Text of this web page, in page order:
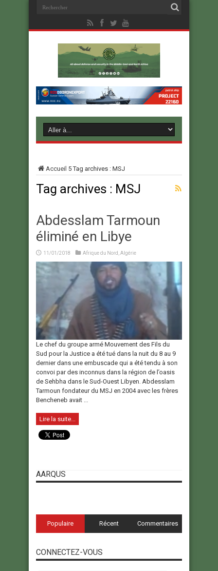
Accueil 5Tag archives : MSJ
Tag archives : MSJ
Abdesslam Tarmoun
éliminé en Libye
11/01/2018 Afrique du Nord Algérie
Le chef du groupe armé Mouvement des Fils du
Sud pour la Justice a été tué dans la nuit du 8 au 9
dernier dans une embuscade qui a été tendu à son
convoi par des inconnus dans la région de l’oasis
de Sehbha dans le Sud-Ouest Libyen. Abdesslam
Tarmoun fondateur du MSJ en 2004 avec les frères
Bencheneb avait ...
Lire la suite...
AARQUS
Populaire Récent Commentaires
CONNECTEZ-VOUS